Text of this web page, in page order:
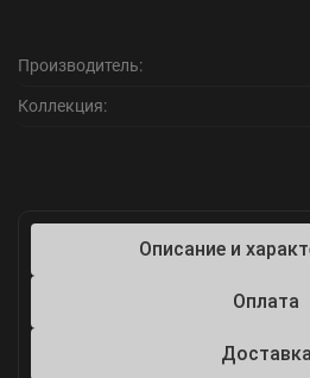
Производитель:
Коллекция:
Описание и
Оплата
Доставка